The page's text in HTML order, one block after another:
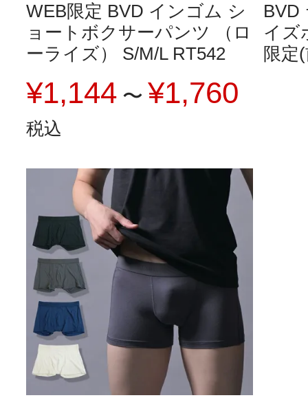
WEB限定 BVD インゴム シ
ョートボクサーパンツ （ロ
ーライズ） S/M/L RT542
¥1,144 〜 ¥1,760
税込
BVD
イズ
限定